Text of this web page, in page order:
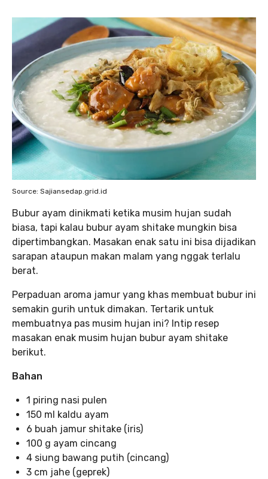
Source: Sajiansedap.grid.id
Bubur ayam dinikmati ketika musim hujan sudah
biasa, tapi kalau bubur ayam shitake mungkin bisa
dipertimbangkan. Masakan enak satu ini bisa dijadikan
sarapan ataupun makan malam yang nggak terlalu
berat.
Perpaduan aroma jamur yang khas membuat bubur ini
semakin gurih untuk dimakan. Tertarik untuk
membuatnya pas musim hujan ini? Intip resep
masakan enak musim hujan bubur ayam shitake
berikut.
Bahan
1 piring nasi pulen
150 ml kaldu ayam
6 buah jamur shitake (iris)
100 g ayam cincang
4 siung bawang putih (cincang)
3 cm jahe (geprek)